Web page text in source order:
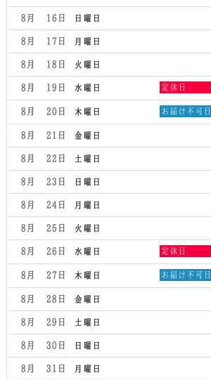
日曜日
8月 16
月曜日
8月 17
火曜日
8月 18
水曜日
8月 19
水
日,
8
2026
定休日
木曜日
8月 20
木
2026
お届け不可日
金曜日
8月 21
土曜日
8月 22
日曜日
8月 23
月曜日
8月 24
火曜日
8月 25
水曜日
8月 26
水
日,
8
2026
定休日
木曜日
8月 27
木
2026
お届け不可日
金曜日
8月 28
土曜日
8月 29
日曜日
8月 30
月曜日
8月 31